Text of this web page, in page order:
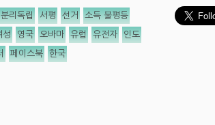
분리독립 서평 선거 소득 불평등
성 영국 오바마 유럽 유전자 인도
페이스북 한국